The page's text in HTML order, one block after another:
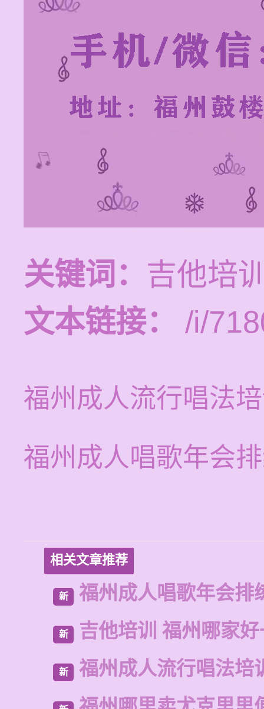
关键词： 吉他培
文本链接：
/i/
福州成人流行唱法
福州成人唱歌年会
相关文章推荐
新 福州成人唱歌年会排
新 吉他培训 福州哪家
新 福州成人流行唱法培